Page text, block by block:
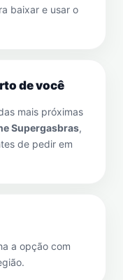
baixar e usar o
de você
mais próximas
Supergasbras,
de pedir em
a opção com